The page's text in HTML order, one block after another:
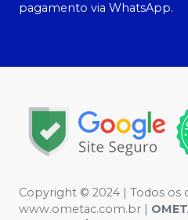
pagamento via WhatsApp.
Copyright © 2024 | Todos os
www.ometac.com.br |